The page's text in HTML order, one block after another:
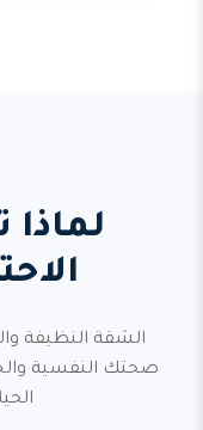
الشقة النظيفة
صحتك النفسية